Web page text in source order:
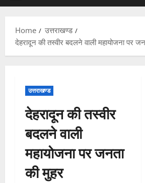
Home
उत्तराखण्ड
देहरादून की तस्वीर बदलने वाली महायोजना पर
उत्तराखण्ड
देहरादून की तस्वीर
बदलने वाली
महायोजना पर जनता
की मुहर